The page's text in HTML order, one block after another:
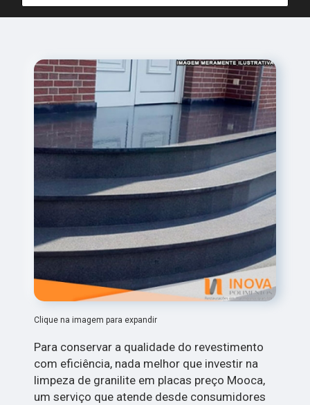
Clique na imagem para expandir
Para conservar a qualidade do revestimento
com eficiência, nada melhor que investir na
limpeza de granilite em placas preço Mooca,
um serviço que atende desde consumidores